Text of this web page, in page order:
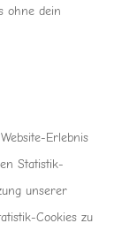
ohne dein
Erlebnis
Statistik-
unserer
Cookies zu